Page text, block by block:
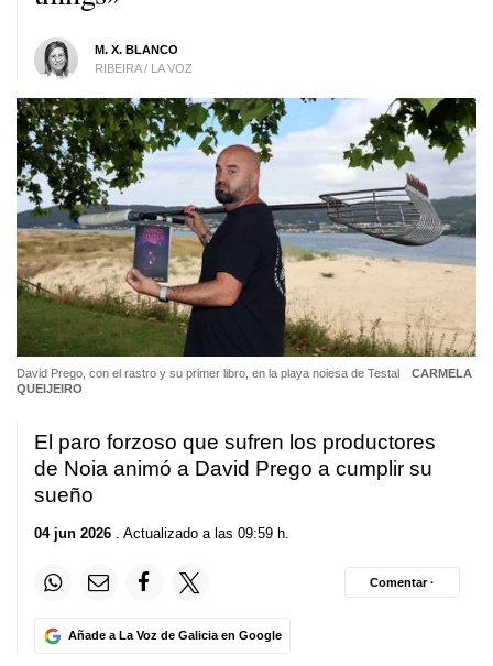
M. X. BLANCO
RIBEIRA / LA VOZ
David Prego, con el rastro y su primer libro, en la playa noiesa de Testal
CARMELA
QUEIJEIRO
El paro forzoso que sufren los productores
de Noia animó a David Prego a cumplir su
sueño
04 jun 2026 . Actualizado a las 09:59 h.
Añade a La Voz de Galicia en Google
Comentar ·